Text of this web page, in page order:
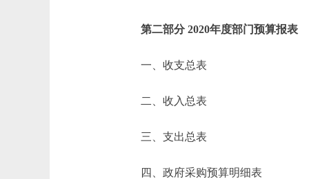
第二部分 2020年度部门预算报表
一、收支总表
二、收入总表
三、支出总表
四、政府采购预算明细表